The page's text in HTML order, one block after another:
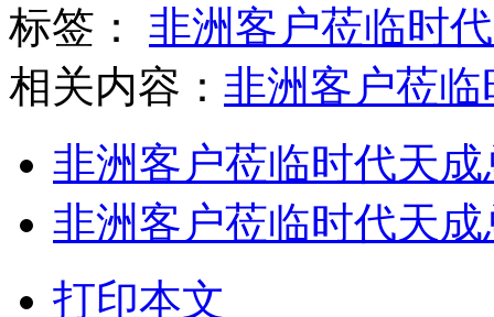
标签： 非洲客户莅临时
相关内容： 非洲客户莅
非洲客户莅临时代天
非洲客户莅临时代天
打印本文